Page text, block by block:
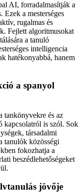
AI, forradalmasítják a
Ezek a mesterséges
rugalmas és
Fejlett algoritmusokat
a tanuló
intelligencia
hatékonyabbá, hanem
a spanyol
tankönyvekre és az
kapcsolatról is szól. Sok
társadalmi
tanulók közösségi
fokozhatja a
beszédlehetőségeket
jövője